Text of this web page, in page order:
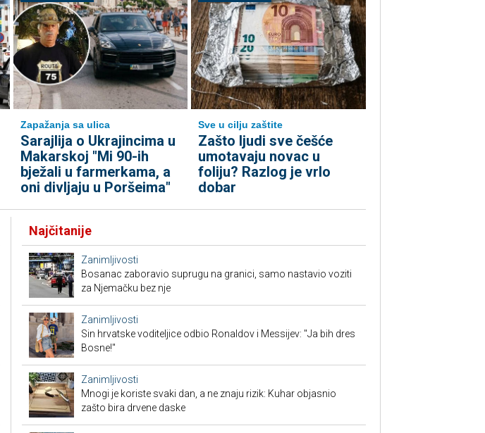
Zapažanja sa ulica
Sarajlija o Ukrajincima u
Makarskoj "Mi 90-ih
bježali u farmerkama, a
oni divljaju u Poršeima"
Sve u cilju zaštite
Zašto ljudi sve češće
umotavaju novac u
foliju? Razlog je vrlo
dobar
Najčitanije
Zanimljivosti
Bosanac zaboravio suprugu na granici, samo nastavio voziti
za Njemačku bez nje
Zanimljivosti
Sin hrvatske voditeljice odbio Ronaldov i Messijev: "Ja bih dres
Bosne!"
Zanimljivosti
Mnogi je koriste svaki dan, a ne znaju rizik: Kuhar objasnio
zašto bira drvene daske